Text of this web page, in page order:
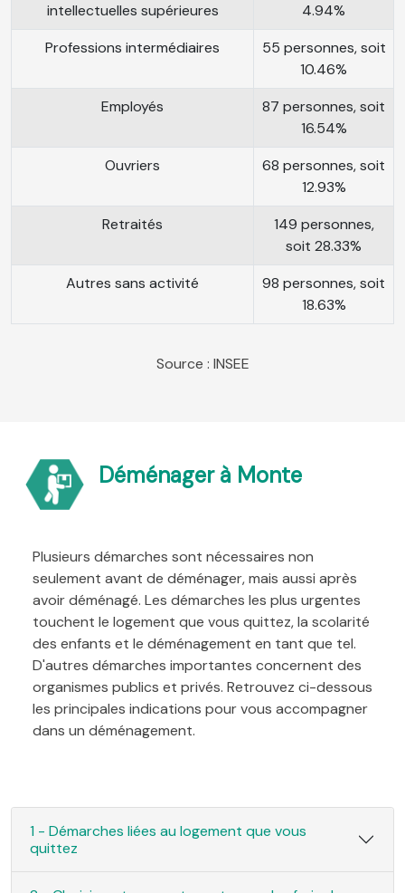
intellectuelles supérieures
4.94%
Professions intermédiaires
55 personnes, soit
10.46%
Employés
87 personnes, soit
16.54%
Ouvriers
68 personnes, soit
12.93%
Retraités
149 personnes,
soit 28.33%
Autres sans activité
98 personnes, soit
18.63%
Source : INSEE
Déménager à Monte
Plusieurs démarches sont nécessaires non
seulement avant de déménager, mais aussi après
avoir déménagé. Les démarches les plus urgentes
touchent le logement que vous quittez, la scolarité
des enfants et le déménagement en tant que tel.
D'autres démarches importantes concernent des
organismes publics et privés. Retrouvez ci-dessous
les principales indications pour vous accompagner
dans un déménagement.
1 - Démarches liées au logement que vous
quittez